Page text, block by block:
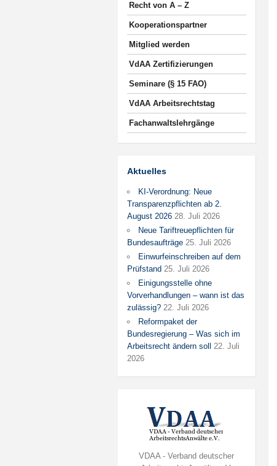
Recht von A – Z
Kooperationspartner
Mitglied werden
VdAA Zertifizierungen
Seminare (§ 15 FAO)
VdAA Arbeitsrechtstag
Fachanwaltslehrgänge
Aktuelles
KI-Verordnung: Neue
Transparenzpflichten ab 2.
August 2026 28. Juli 2026
Neue Tariftreuepflichten für
Bundesaufträge 25. Juli 2026
Einwurfeinschreiben auf dem
Prüfstand 25. Juli 2026
Einigungsstelle ohne
Vorverhandlungen – wann ist das
zulässig? 22. Juli 2026
Reformpaket der
Bundesregierung – Was sich im
Arbeitsrecht ändern soll
22. Juli
2026
VDAA - Verband deutscher